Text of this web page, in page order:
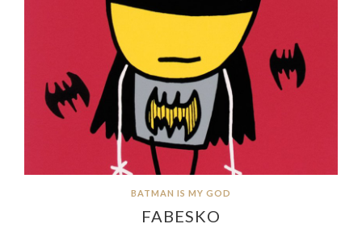
BATMAN IS MY GOD
FABESKO